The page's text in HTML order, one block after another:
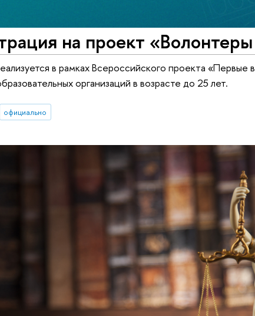
на проект
в рамках Всероссийского проекта
организаций в возрасте до 25 лет.
официально